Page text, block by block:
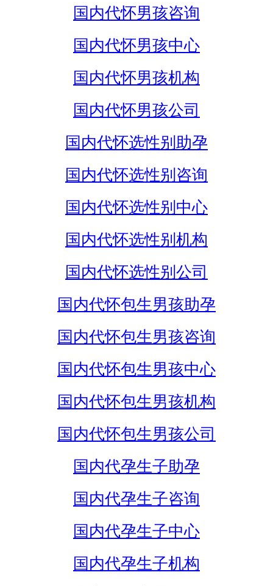
国内代怀男孩咨询
国内代怀男孩中心
国内代怀男孩机构
国内代怀男孩公司
国内代怀选性别助孕
国内代怀选性别咨询
国内代怀选性别中心
国内代怀选性别机构
国内代怀选性别公司
国内代怀包生男孩助孕
国内代怀包生男孩咨询
国内代怀包生男孩中心
国内代怀包生男孩机构
国内代怀包生男孩公司
国内代孕生子助孕
国内代孕生子咨询
国内代孕生子中心
国内代孕生子机构